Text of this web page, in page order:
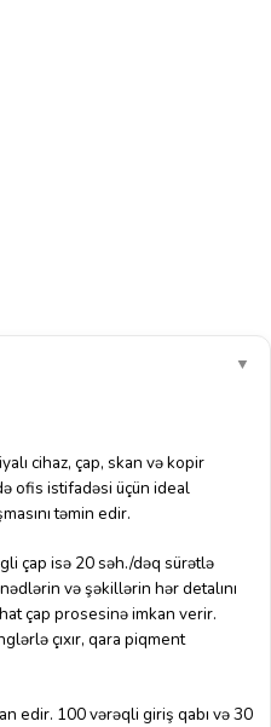
▼
cihaz, çap, skan və kopir
ofis istifadəsi üçün ideal
təmin edir.
çap isə 20 səh./dəq sürətlə
və şəkillərin hər detalını
çap prosesinə imkan verir.
çıxır, qara piqment
edir. 100 vərəqli giriş qabı və 30